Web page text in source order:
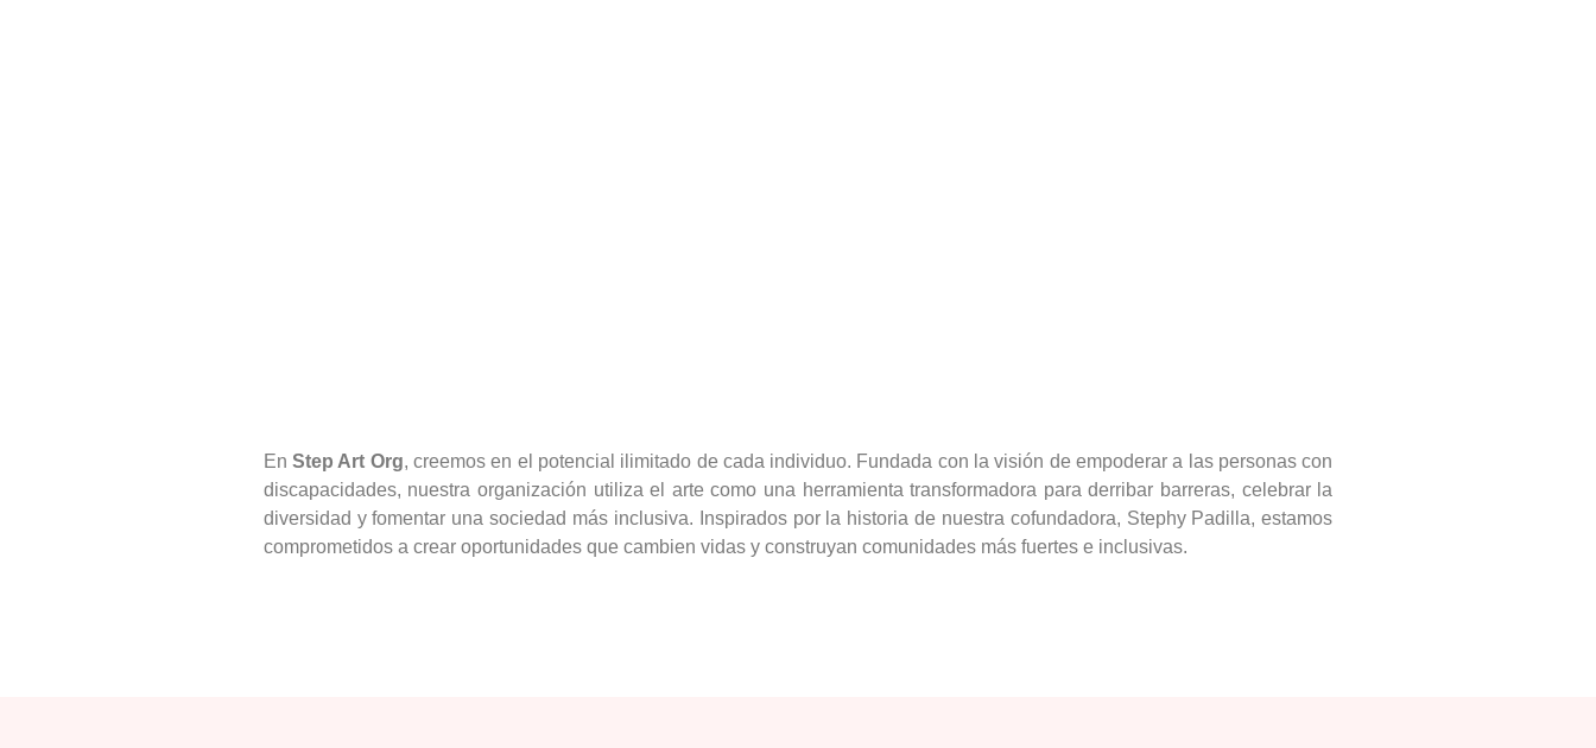
EnStep Art Org, creemos en el potencial ilimitado de cada individuo. Fundada con la visión de empoderar a las personas con
discapacidades, nuestra organización utiliza el arte como una herramienta transformadora para derribar barreras, celebrar la
diversidad y fomentar una sociedad más inclusiva. Inspirados por la historia de nuestra cofundadora, Stephy Padilla, estamos
comprometidos a crear oportunidades que cambien vidas y construyan comunidades más fuertes e inclusivas.